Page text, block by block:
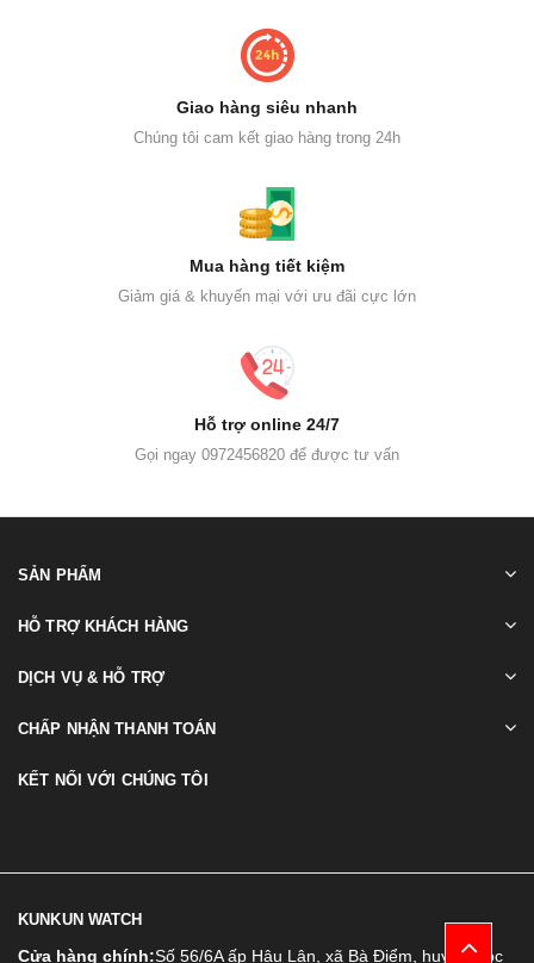
Giao hàng siêu nhanh
Chúng tôi cam kết giao hàng trong 24h
Mua hàng tiết kiệm
Giảm giá & khuyến mại với ưu đãi cực lớn
Hỗ trợ online 24/7
Gọi ngay 0972456820 để được tư vấn
SẢN PHẨM
HỖ TRỢ KHÁCH HÀNG
DỊCH VỤ & HỖ TRỢ
CHẤP NHẬN THANH TOÁN
KẾT NỐI VỚI CHÚNG TÔI
KUNKUN WATCH
Cửa hàng chính:Số 56/6A ấp Hậu Lân, xã Bà Điểm, huyện Hóc